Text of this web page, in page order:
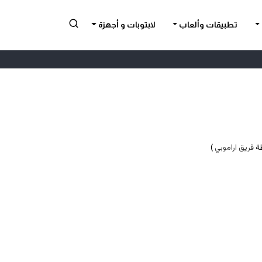
تطبيقات وألعاب لابتوبات و أجهزة
فريق اراموبي )